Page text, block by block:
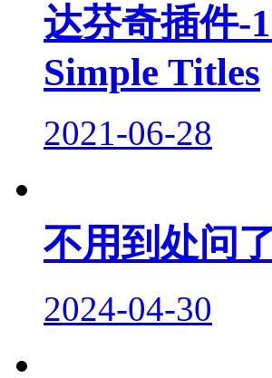
达芬奇插件-
Simple Titles
2021-06-28
不用到处问
2024-04-30